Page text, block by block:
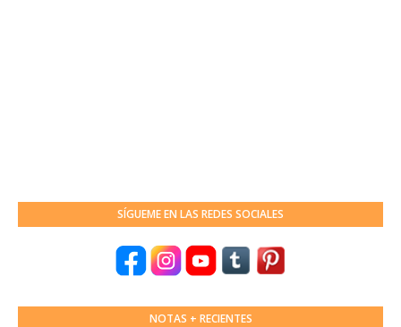
SÍGUEME EN LAS REDES SOCIALES
NOTAS + RECIENTES